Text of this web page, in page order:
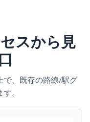
スから見
で、既存の路線/駅グ
。